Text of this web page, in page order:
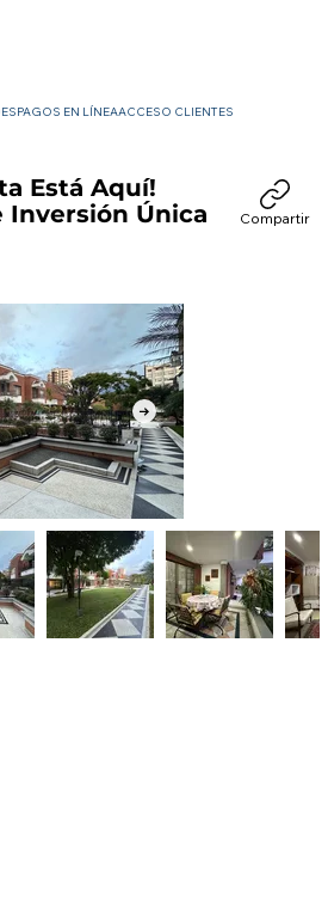
PAGOS EN LÍNEAACCESO CLIENTES
Está Aquí!
Única
Compartir